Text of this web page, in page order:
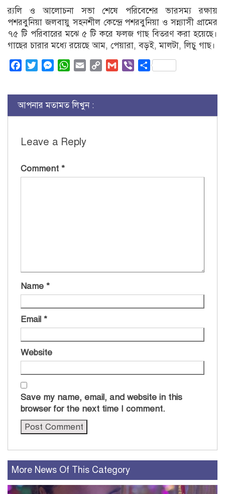
র‌্যলি ও আলোচনা সভা শেষে পরিবেশের ভারসম্য রক্ষায়
পশরবুনিয়া জলবায়ু সহনশীল কেন্দ্রে পশরবুনিয়া ও সন্ন্যাসী প্রামের
৭৫ টি পরিবারের মঝে ৫ টি করে ফলজ গাছ বিতরণ করা হয়েছে।
গাছের চারার মধ্যে রয়েছে আম, পেয়ারা, বড়ই, মালটা, লিচু গাছ।
FacebookTwitterMessenger
WhatsApp
Email
Copy
Gmail ViberShare
আপনার মতামত লিখুন :
Leave a Reply
Comment *
Name *
Email *
Website
Save my name, email, and website in this
browser for the next time I comment.
More News Of This Category